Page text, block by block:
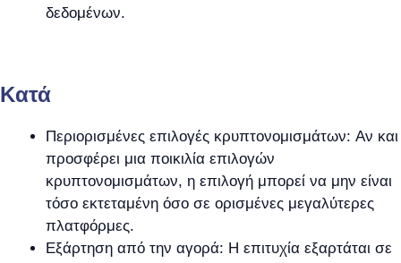
δεδομένων.
Kατά
Περιορισμένες επιλογές κρυπτονομισμάτων: Αν και
προσφέρει μια ποικιλία επιλογών
κρυπτονομισμάτων, η επιλογή μπορεί να μην είναι
τόσο εκτεταμένη όσο σε ορισμένες μεγαλύτερες
πλατφόρμες.
Εξάρτηση από την αγορά: Η επιτυχία εξαρτάται σε